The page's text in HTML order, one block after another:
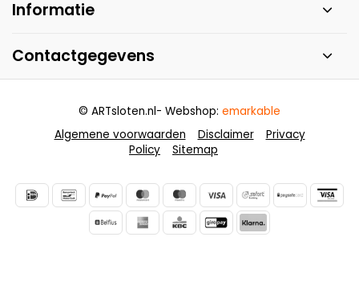
Informatie
Contactgegevens
Algemene voorwaarden Disclaimer
Privacy
Policy
Sitemap
© ARTsloten.nl- Webshop: emarkable